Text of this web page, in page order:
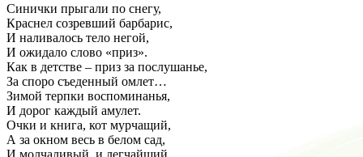
Синички прыгали по снегу,
Краснел созревший барбарис,
И наливалось тело негой,
И ожидало слово «приз».
Как в детстве – приз за послушанье,
За споро съеденный омлет…
Зимой терпки воспоминанья,
И дорог каждый амулет.
Очки и книга, кот мурчащий,
А за окном весь в белом сад,
И молчаливый, и легчайший,